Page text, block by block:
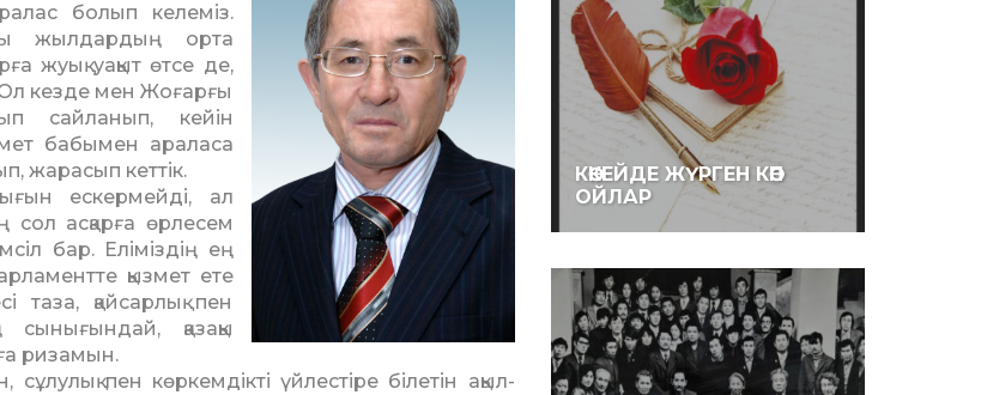
болып келеміз.
жылдардың орта
жуық уақыт өтсе де,
кезде мен Жоғарғы
сайланып, кейін
бабымен араласа
жарасып кеттік.
ескермейді, ал
сол асқарға өрлесем
бар. Еліміздің ең
қызмет ете
таза, қайсарлық пен
қазақы
ризамын.
пен көркемдікті үйлестіре біле­тін ақыл-
КӨКЕЙДЕ ЖҮРГЕН КӨП
ОЙЛАР